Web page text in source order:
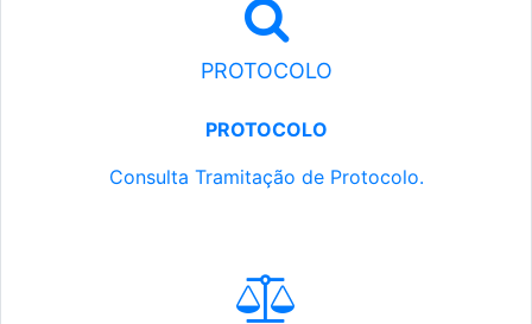
PROTOCOLO
PROTOCOLO
Consulta Tramitação de Protocolo.